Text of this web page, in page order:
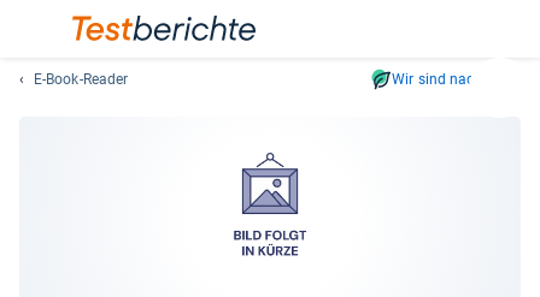
E-Book-Reader Wir sind nachhaltig